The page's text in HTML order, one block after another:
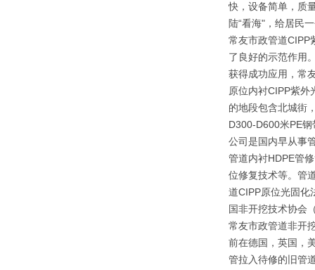
快，设备简单，质
陆“看海"，给居民
常友市政管道CIPP
了良好的示范作用
获得成功应用，常
原位内衬CIPP紫
的地段包含北城街
D300-D600米PE
公司是国内早从事
管道内衬HDPE管
位修复技术等。管
道CIPP原位光固化
国非开挖技术协会
常友市政管道非开
前在德国，英国，
管拉入待修的旧管